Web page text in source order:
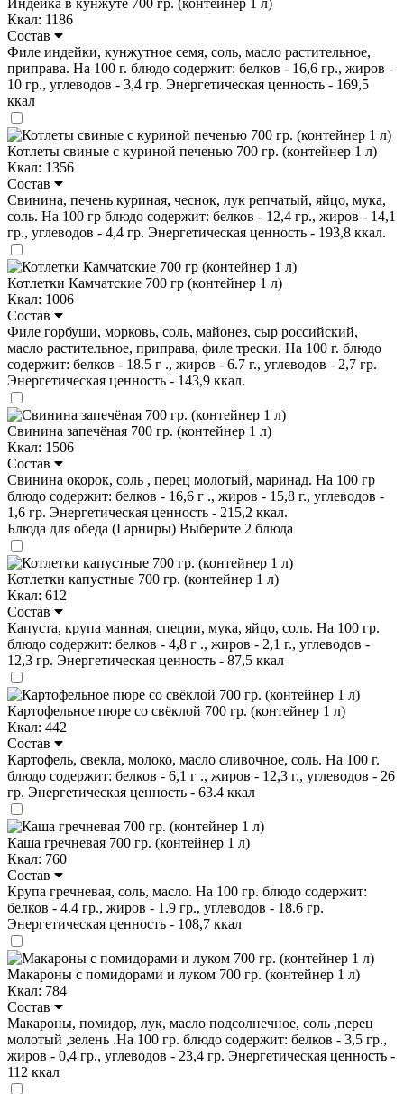
Ккал: 1186
Состав
Филе индейки, кунжутное семя, соль, масло растительное,
приправа. На 100 г. блюдо содержит: белков - 16,6 гр., жиров -
10 гр., углеводов - 3,4 гр. Энергетическая ценность - 169,5
ккал
Котлеты свиные с куриной печенью 700 гр. (контейнер 1 л)
Ккал: 1356
Состав
Свинина, печень куриная, чеснок, лук репчатый, яйцо, мука,
соль. На 100 гр блюдо содержит: белков - 12,4 гр., жиров - 14,1
гр., углеводов - 4,4 гр. Энергетическая ценность - 193,8 ккал.
Котлетки Камчатские 700 гр (контейнер 1 л)
Ккал: 1006
Состав
Филе горбуши, морковь, соль, майонез, сыр российский,
масло растительное, приправа, филе трески. На 100 г. блюдо
содержит: белков - 18.5 г ., жиров - 6.7 г., углеводов - 2,7 гр.
Энергетическая ценность - 143,9 ккал.
Свинина запечёная 700 гр. (контейнер 1 л)
Ккал: 1506
Состав
Свинина окорок, соль , перец молотый, маринад. На 100 гр
блюдо содержит: белков - 16,6 г ., жиров - 15,8 г., углеводов -
1,6 гр. Энергетическая ценность - 215,2 ккал.
Блюда для обеда (Гарниры) Выберите 2 блюда
Котлетки капустные 700 гр. (контейнер 1 л)
Ккал: 612
Состав
Капуста, крупа манная, специи, мука, яйцо, соль. На 100 гр.
блюдо содержит: белков - 4,8 г ., жиров - 2,1 г., углеводов -
12,3 гр. Энергетическая ценность - 87,5 ккал
Картофельное пюре со свёклой 700 гр. (контейнер 1 л)
Ккал: 442
Состав
Картофель, свекла, молоко, масло сливочное, соль. На 100 г.
блюдо содержит: белков - 6,1 г ., жиров - 12,3 г., углеводов - 26
гр. Энергетическая ценность - 63.4 ккал
Каша гречневая 700 гр. (контейнер 1 л)
Ккал: 760
Состав
Крупа гречневая, соль, масло. На 100 гр. блюдо содержит:
белков - 4.4 гр., жиров - 1.9 гр., углеводов - 18.6 гр.
Энергетическая ценность - 108,7 ккал
Макароны с помидорами и луком 700 гр. (контейнер 1 л)
Ккал: 784
Состав
Макароны, помидор, лук, масло подсолнечное, соль ,перец
молотый ,зелень .На 100 гр. блюдо содержит: белков - 3,5 гр.,
жиров - 0,4 гр., углеводов - 23,4 гр. Энергетическая ценность -
112 ккал